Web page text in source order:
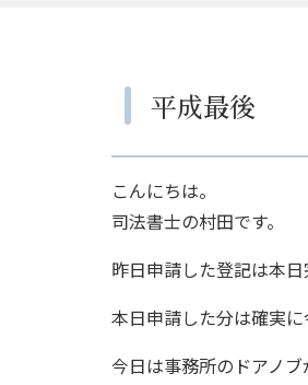
平成最後
こんにちは。
司法書士の村田です。
昨日申請した登記は本
本日申請した分は確実に
今日は事務所のドアノ